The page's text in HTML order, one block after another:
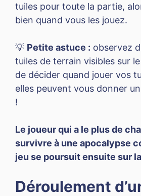
tuiles pour toute la partie,
bien quand vous les jouez.
💡 Petite astuce : observez
tuiles de terrain visibles sur
de décider quand jouer vos
elles peuvent vous donner
!
Le joueur qui a le plus de
survivre à une apocalypse
jeu se poursuit ensuite sur
Déroulement